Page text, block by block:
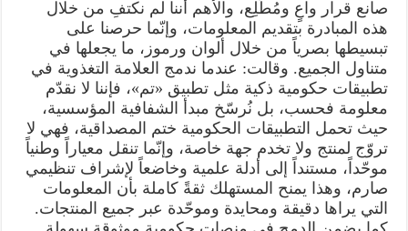
صانع قرار واعٍ ومُطّلِع، والأهم أننا لم نكتفِ من خلال
هذه المبادرة بتقديم المعلومات، وإنّما حرصنا على
تبسيطها بصرياً من خلال ألوان ورموز، ما يجعلها في
متناول الجميع. وقالت: عندما ندمج العلامة التغذوية في
تطبيقات حكومية ذكية مثل تطبيق «تم»، فإننا لا نقدّم
معلومة فحسب، بل نُرسّخ مبدأ الشفافية المؤسسية،
حيث تحمل التطبيقات الحكومية ختم المصداقية، فهي لا
تروّج لمنتج ولا تخدم جهة خاصة، وإنّما تنقل معياراً وطنياً
موحّداً، مستنداً إلى أدلة علمية وخاضعاً لإشراف تنظيمي
صارم، وهذا يمنح المستهلك ثقةً كاملة بأن المعلومات
التي يراها دقيقة ومحايدة وموحّدة عبر جميع المنتجات.